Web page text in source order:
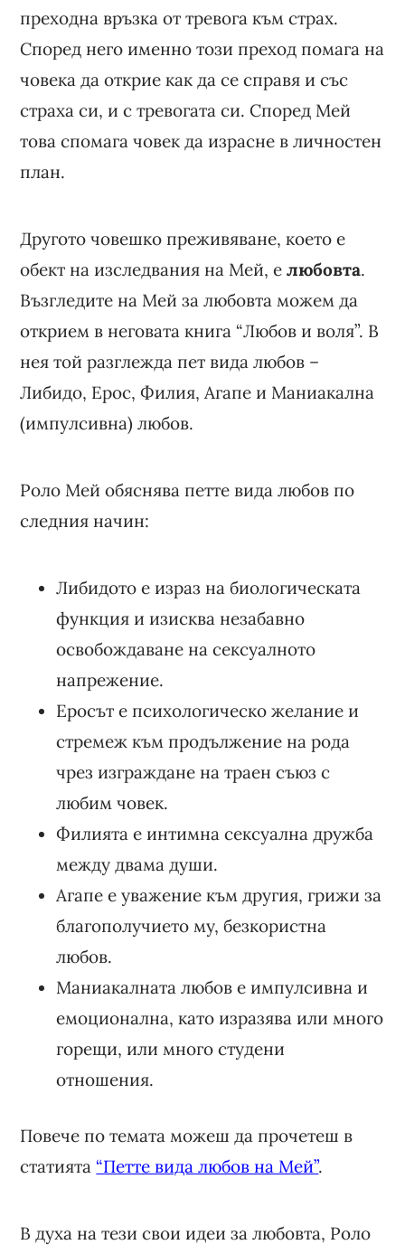
преходна връзка от тревога към страх.
Според него именно този преход помага на
човека да открие как да се справя и със
страха си, и с тревогата си. Според Мей
това спомага човек да израсне в личностен
план.
Другото човешко преживяване, което е
обект на изследвания на Мей, елюбовта.
Възгледите на Мей за любовта можем да
открием в неговата книга “Любов и воля”. В
нея той разглежда пет вида любов –
Либидо, Ерос, Филия, Агапе и Маниакална
(импулсивна) любов.
Роло Мей обяснява петте вида любов по
следния начин:
Либидото е израз на биологическата
функция и изисква незабавно
освобождаване на сексуалното
напрежение.
Еросът е психологическо желание и
стремеж към продължение на рода
чрез изграждане на траен съюз с
любим човек.
Филията е интимна сексуална дружба
между двама души.
Агапе е уважение към другия, грижи за
благополучието му, безкористна
любов.
Маниакалната любов е импулсивна и
емоционална, като изразява или много
горещи, или много студени
отношения.
Повече по темата можеш да прочетеш в
статията “Петте вида любов на Мей”.
В духа на тези свои идеи за любовта, Роло